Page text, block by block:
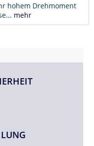
hohem Drehmoment
mehr